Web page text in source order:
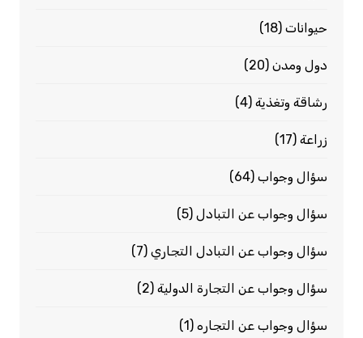
حيوانات(18)
دول ومدن(20)
رشاقة وتغذية(4)
زراعة(17)
سؤال وجواب(64)
سؤال وجواب عن التبادل(5)
سؤال وجواب عن التبادل التجاري(7)
سؤال وجواب عن التجارة الدولية(2)
سؤال وجواب عن التجاره(1)